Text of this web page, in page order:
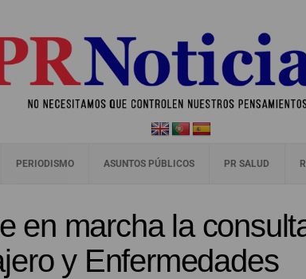
PERIODISMO ASUNTOS PÚBLICOS PR SALUD
en marcha la
y Enfermedades